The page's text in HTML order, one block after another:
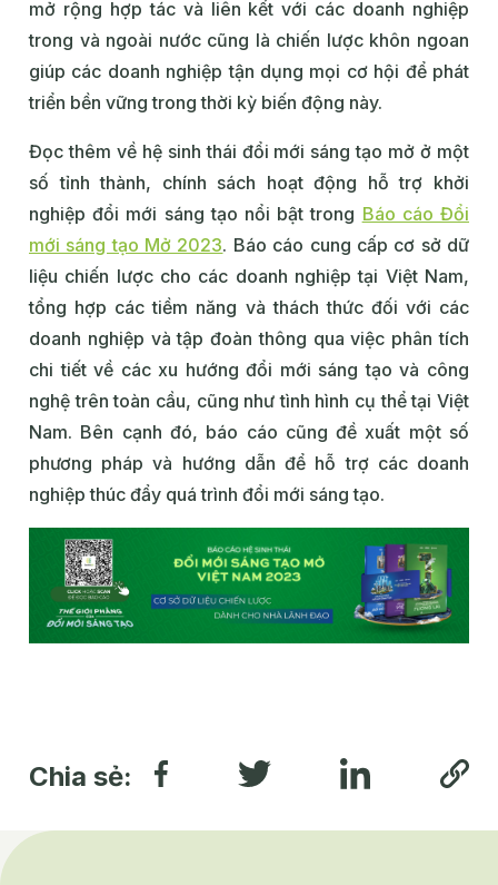
mở rộng hợp tác và liên kết với các doanh nghiệp
trong và ngoài nước cũng là chiến lược khôn ngoan
giúp các doanh nghiệp tận dụng mọi cơ hội để phát
triển bền vững trong thời kỳ biến động này.
Đọc thêm về hệ sinh thái đổi mới sáng tạo mở ở một
số tỉnh thành, chính sách hoạt động hỗ trợ khởi
nghiệp đổi mới sáng tạo nổi bật trong Báo cáo Đổi
mới sáng tạo Mở 2023. Báo cáo cung cấp cơ sở dữ
liệu chiến lược cho các doanh nghiệp tại Việt Nam,
tổng hợp các tiềm năng và thách thức đối với các
doanh nghiệp và tập đoàn thông qua việc phân tích
chi tiết về các xu hướng đổi mới sáng tạo và công
nghệ trên toàn cầu, cũng như tình hình cụ thể tại Việt
Nam. Bên cạnh đó, báo cáo cũng đề xuất một số
phương pháp và hướng dẫn để hỗ trợ các doanh
nghiệp thúc đẩy quá trình đổi mới sáng tạo.
Chia sẻ: